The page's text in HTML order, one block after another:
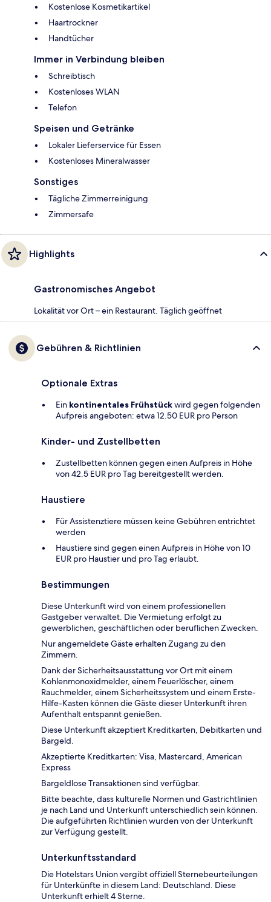
Kostenlose Kosmetikartikel
Haartrockner
Handtücher
Immer in Verbindung bleiben
Schreibtisch
Kostenloses WLAN
Telefon
Speisen und Getränke
Lokaler Lieferservice für Essen
Kostenloses Mineralwasser
Sonstiges
Tägliche Zimmerreinigung
Zimmersafe
Highlights
Gastronomisches Angebot
Lokalität vor Ort – ein Restaurant. Täglich geöffnet
Gebühren & Richtlinien
Optionale Extras
Ein kontinentales Frühstückwird gegen folgenden
Aufpreis angeboten: etwa 12.50 EUR pro Person
Kinder- und Zustellbetten
Zustellbetten können gegen einen Aufpreis in Höhe
von 42.5 EUR pro Tag bereitgestellt werden.
Haustiere
Für Assistenztiere müssen keine Gebühren entrichtet
werden
Haustiere sind gegen einen Aufpreis in Höhe von 10
EUR pro Haustier und pro Tag erlaubt.
Bestimmungen
Diese Unterkunft wird von einem professionellen
Gastgeber verwaltet. Die Vermietung erfolgt zu
gewerblichen, geschäftlichen oder beruflichen Zwecken.
Nur angemeldete Gäste erhalten Zugang zu den
Zimmern.
Dank der Sicherheitsausstattung vor Ort mit einem
Kohlenmonoxidmelder, einem Feuerlöscher, einem
Rauchmelder, einem Sicherheitssystem und einem Erste-
Hilfe-Kasten können die Gäste dieser Unterkunft ihren
Aufenthalt entspannt genießen.
Diese Unterkunft akzeptiert Kreditkarten, Debitkarten und
Bargeld.
Akzeptierte Kreditkarten: Visa, Mastercard, American
Express
Bargeldlose Transaktionen sind verfügbar.
Bitte beachte, dass kulturelle Normen und Gastrichtlinien
je nach Land und Unterkunft unterschiedlich sein können.
Die aufgeführten Richtlinien wurden von der Unterkunft
zur Verfügung gestellt.
Unterkunftsstandard
Die Hotelstars Union vergibt offiziell Sternebeurteilungen
für Unterkünfte in diesem Land: Deutschland. Diese
Unterkunft erhielt 4 Sterne.